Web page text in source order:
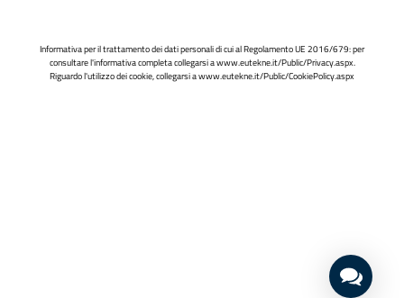
Informativa per il trattamento dei dati personali di cui al Regolamento UE 2016/679: per
consultare l'informativa completa collegarsi awww.eutekne.it/Public/Privacy.aspx.
Riguardo l'utilizzo dei cookie, collegarsi awww.eutekne.it/Public/CookiePolicy.aspx